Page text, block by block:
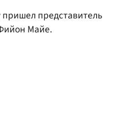
представитель
Майе.